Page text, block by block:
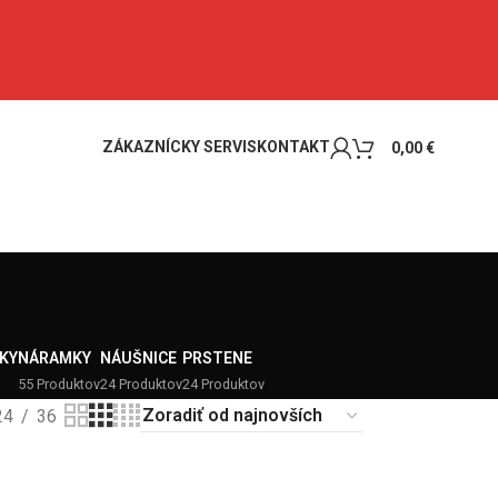
ZÁKAZNÍCKY SERVIS KONTAKT 0,00€
NÁRAMKY
55 Produktov
NÁUŠNICE
24 Produktov
PRSTENE
24 Produktov
36